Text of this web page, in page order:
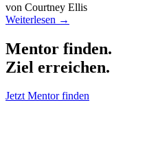
von Courtney Ellis
Weiterlesen →
Mentor finden.
Ziel erreichen.
Jetzt Mentor finden